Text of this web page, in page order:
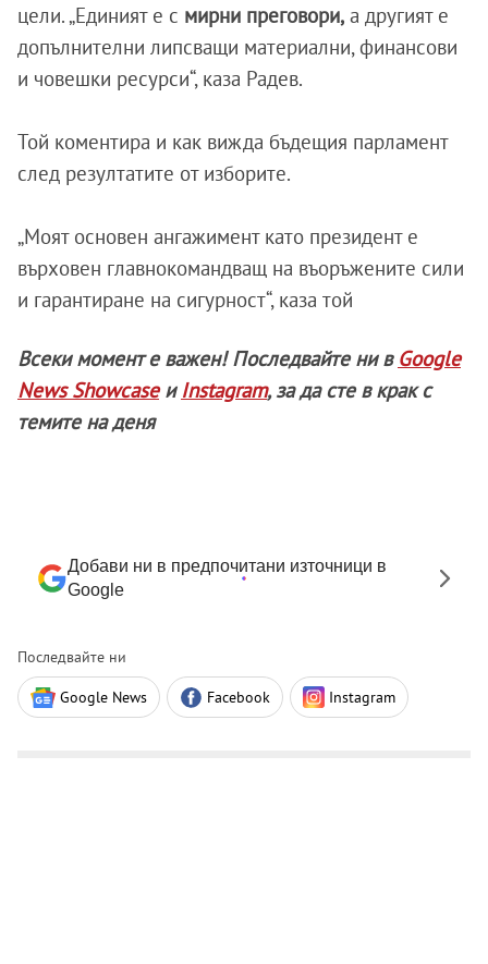
цели. „Единият е с мирни преговори, а другият е
допълнителни липсващи материални, финансови
и човешки ресурси“, каза Радев.
Той коментира и как вижда бъдещия парламент
след резултатите от изборите.
„Моят основен ангажимент като президент е
върховен главнокомандващ на въоръжените сили
и гарантиране на сигурност“, каза той
Всеки момент е важен! Последвайте ни в Google
News Showcaseи Instagram, за да сте в крак с
темите на деня
Добави ни в предпочитани източници в
Google
Последвайте ни
Google News Facebook Instagram